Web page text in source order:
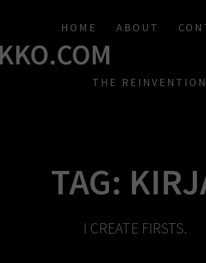
HOME ABOUT
THE
TAG:
I CREATE FIRSTS.